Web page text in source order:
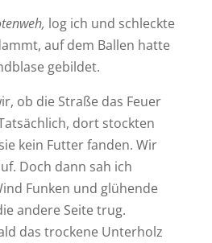
log ich und schleckte
auf dem Ballen hatte
gebildet.
ob die Straße das Feuer
dort stockten
kein Futter fanden. Wir
Doch dann sah ich
Funken und glühende
andere Seite trug.
das trockene Unterholz